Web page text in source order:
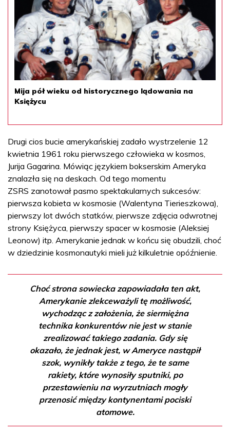
Mija pół wieku od historycznego lądowania na
Księżycu
Drugi cios bucie amerykańskiej zadało wystrzelenie 12
kwietnia 1961 roku pierwszego człowieka w kosmos,
Jurija Gagarina. Mówiąc językiem bokserskim Ameryka
znalazła się na deskach. Od tego momentu
ZSRS zanotował pasmo spektakularnych sukcesów:
pierwsza kobieta w kosmosie (Walentyna Tierieszkowa),
pierwszy lot dwóch statków, pierwsze zdjęcia odwrotnej
strony Księżyca, pierwszy spacer w kosmosie (Aleksiej
Leonow) itp. Amerykanie jednak w końcu się obudzili, choć
w dziedzinie kosmonautyki mieli już kilkuletnie opóźnienie.
Choć strona sowiecka zapowiadała ten akt,
Amerykanie zlekceważyli tę możliwość,
wychodząc z założenia, że siermiężna
technika konkurentów nie jest w stanie
zrealizować takiego zadania. Gdy się
okazało, że jednak jest, w Ameryce nastąpił
szok, wynikły także z tego, że te same
rakiety, które wynosiły sputniki, po
przestawieniu na wyrzutniach mogły
przenosić między kontynentami pociski
atomowe.